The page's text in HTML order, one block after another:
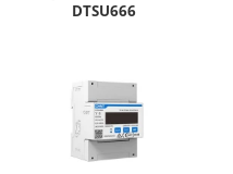
DTSU666